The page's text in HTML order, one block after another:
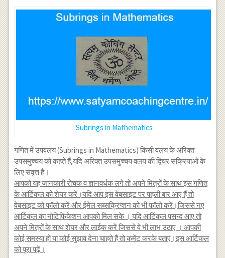
Subrings in Mathematics
गणित में उपवलय (Subrings in Mathematics) किसी वलय के अरिक्त
उपसमुच्चय को कहते हैं,यदि अरिक्त उपसमुच्चय वलय की द्विचर संक्रियाओं के
लिए संवृत्त है।
आपको यह जानकारी रोचक व ज्ञानवर्धक लगे तो अपने मित्रों के साथ इस गणित
के आर्टिकल को शेयर करें।यदि आप इस वेबसाइट पर पहली बार आए हैं तो
वेबसाइट को फॉलो करें और ईमेल सब्सक्रिप्शन को भी फॉलो करें।जिससे नए
आर्टिकल का नोटिफिकेशन आपको मिल सके । यदि आर्टिकल पसन्द आए तो
अपने मित्रों के साथ शेयर और लाईक करें जिससे वे भी लाभ उठाए । आपकी
कोई समस्या हो या कोई सुझाव देना चाहते हैं तो कमेंट करके बताएं।इस आर्टिकल
को पूरा पढ़ें।